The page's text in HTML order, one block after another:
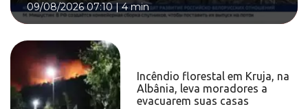
09/08/2026 07:10|4 min
Incêndio florestal em Kruja, na
Albânia, leva moradores a
evacuarem suas casas